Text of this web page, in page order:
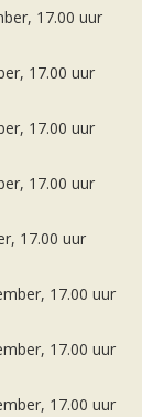
17.00 uur
17.00 uur
17.00 uur
17.00 uur
17.00 uur
17.00 uur
17.00 uur
17.00 uur